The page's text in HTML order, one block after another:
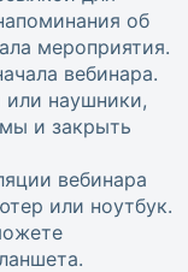
об
мероприятия.
вебинара.
или наушники,
и закрыть
вебинара
или ноутбук.